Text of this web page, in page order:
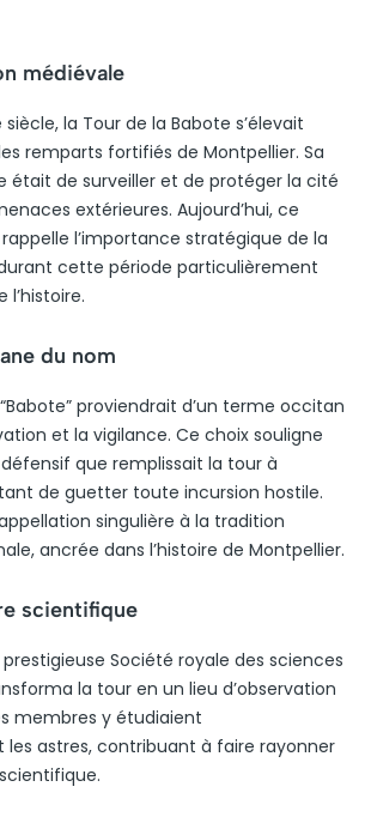
médiévale
la Tour de la Babote s’élevait
remparts fortifiés de Montpellier. Sa
était de surveiller et de protéger la cité
extérieures. Aujourd’hui, ce
l’importance stratégique de la
cette période particulièrement
du nom
proviendrait d’un terme occitan
et la vigilance. Ce choix souligne
que remplissait la tour à
de guetter toute incursion hostile.
singulière à la tradition
ancrée dans l’histoire de Montpellier.
scientifique
prestigieuse Société royale des sciences
la tour en un lieu d’observation
membres y étudiaient
astres, contribuant à faire rayonner